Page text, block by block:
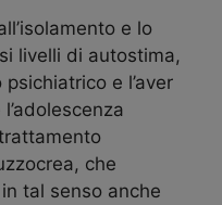
e lo
livelli di autostima,
e l’aver
che
tal senso anche